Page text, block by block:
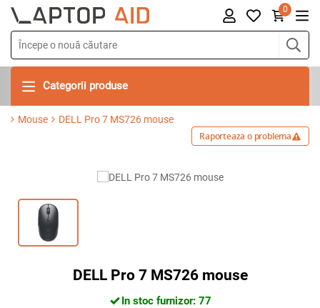
0
Categorii produse
Mouse DELL Pro 7 MS726 mouse
Raporteaza o problema
DELL Pro 7 MS726 mouse
In stoc furnizor: 77